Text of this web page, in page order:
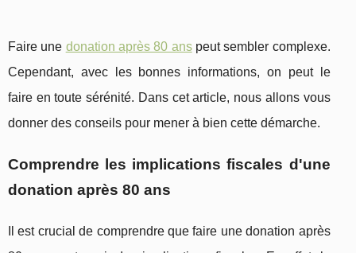
Faire une donation après 80 anspeut sembler complexe.
Cependant, avec les bonnes informations, on peut le
faire en toute sérénité. Dans cet article, nous allons vous
donner des conseils pour mener à bien cette démarche.
Comprendre les implications fiscales d'une
donation après 80 ans
Il est crucial de comprendre que faire une donation après